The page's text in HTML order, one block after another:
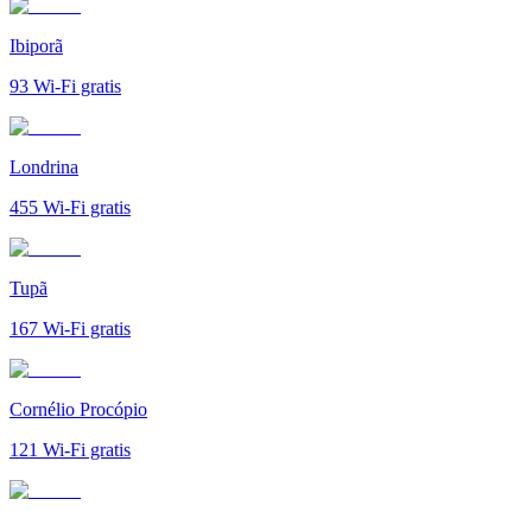
Ibiporã
93 Wi-Fi gratis
Londrina
455 Wi-Fi gratis
Tupã
167 Wi-Fi gratis
Cornélio Procópio
121 Wi-Fi gratis